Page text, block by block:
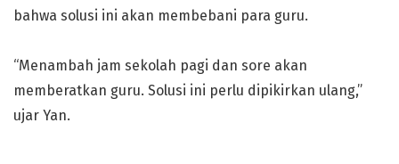
bahwa solusi ini akan membebani para guru.
“Menambah jam sekolah pagi dan sore akan
memberatkan guru. Solusi ini perlu dipikirkan ulang,”
ujar Yan.